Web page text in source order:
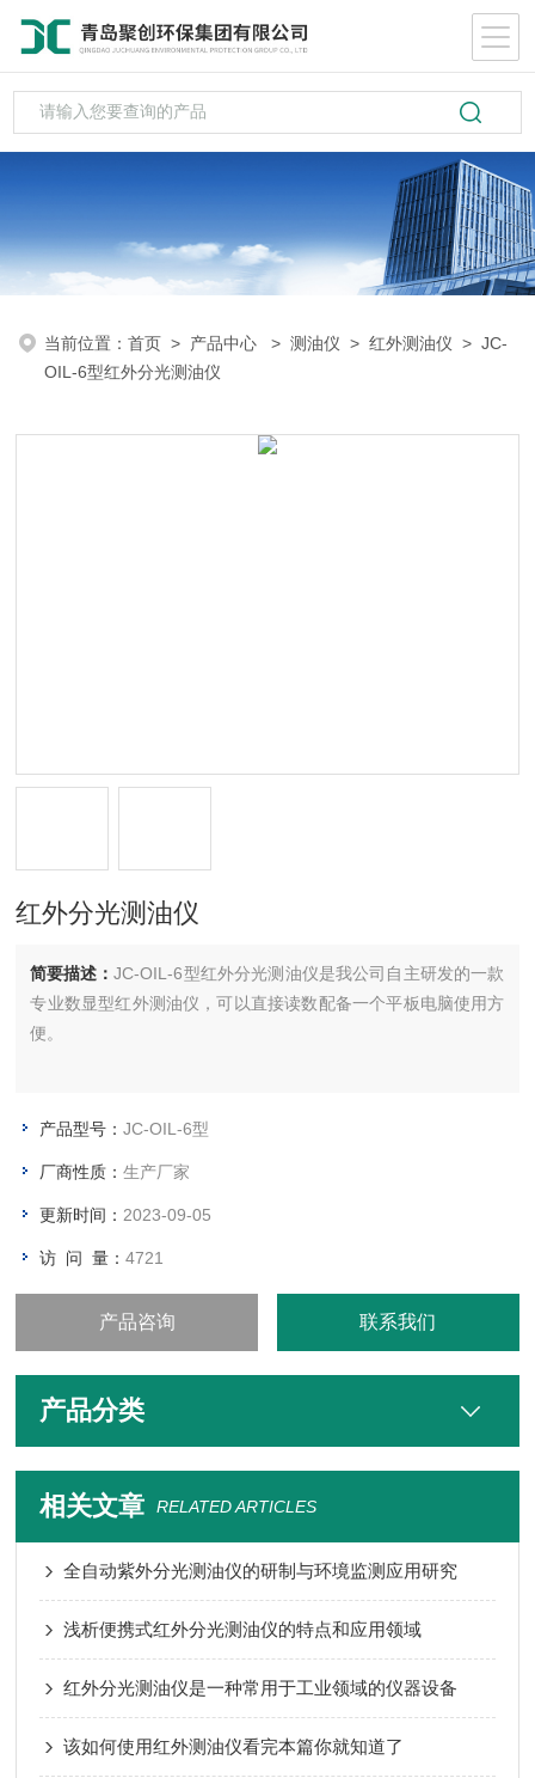
当前位置：首页 > 产品中心 >测油仪 >红外测油仪 > JC-
OIL-6型红外分光测油仪
红外分光测油仪
简要描述：JC-OIL-6型红外分光测油仪是我公司自主研发的一款
专业数显型红外测油仪，可以直接读数配备一个平板电脑使用方
便。
产品型号：JC-OIL-6型
厂商性质：生产厂家
更新时间： 2023-09-05
访 问 量：4721
产品咨询 联系我们
产品分类
相关文章 RELATED ARTICLES
全自动紫外分光测油仪的研制与环境监测应用研究
浅析便携式红外分光测油仪的特点和应用领域
红外分光测油仪是一种常用于工业领域的仪器设备
该如何使用红外测油仪看完本篇你就知道了